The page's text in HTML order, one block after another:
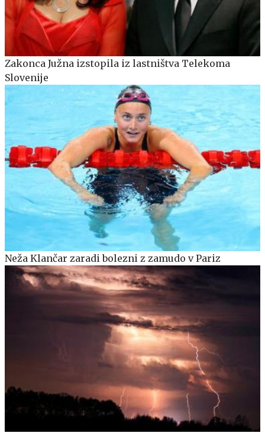
Zakonca Južna izstopila iz lastništva Telekoma
Slovenije
Neža Klančar zaradi bolezni z zamudo v Pariz